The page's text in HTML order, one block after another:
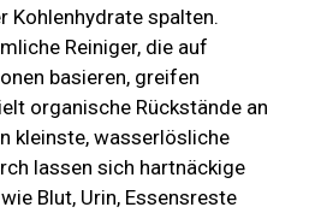
Kohlenhydrate spalten.
Reiniger, die auf
basieren, greifen
organische Rückstände an
kleinste, wasserlösliche
lassen sich hartnäckige
Blut, Urin, Essensreste